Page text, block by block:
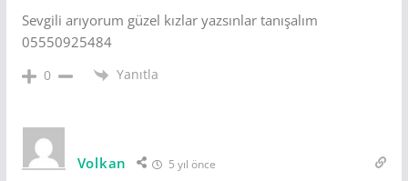
Sevgili arıyorum güzel kızlar yazsınlar tanışalım
05550925484
0 Yanıtla
Volkan 5 yıl önce